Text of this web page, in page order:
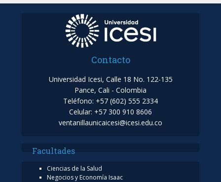
Contacto
Universidad Icesi, Calle 18 No. 122-135
Pance, Cali - Colombia
Teléfono: +57 (602) 555 2334
Celular: +57 300 910 8606
ventanillaunicaicesi@icesi.edu.co
Facultades
Ciencias de la Salud
Negocios y Economía Isaac